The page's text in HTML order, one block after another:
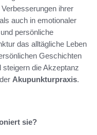
ihrer
auch in emotionaler
persönliche
das alltägliche Leben
Geschichten
die Akzeptanz
Akupunkturpraxis.
sie?